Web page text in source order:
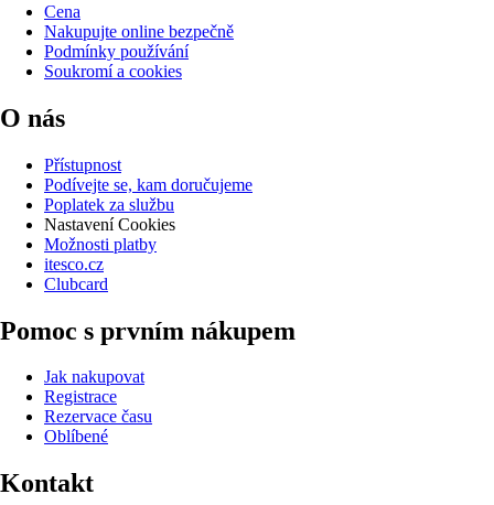
Cena
Nakupujte online bezpečně
Podmínky používání
Soukromí a cookies
O nás
Přístupnost
Podívejte se, kam doručujeme
Poplatek za službu
Nastavení Cookies
Možnosti platby
itesco.cz
Clubcard
Pomoc s prvním nákupem
Jak nakupovat
Registrace
Rezervace času
Oblíbené
Kontakt